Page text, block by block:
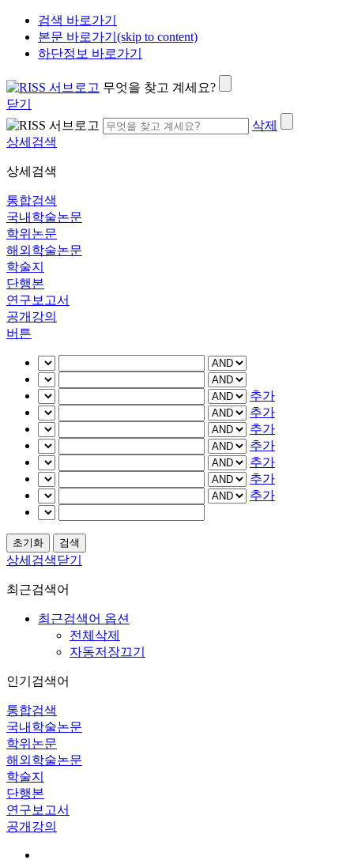
검색 바로가기
본문 바로가기(skip to content)
하단정보 바로가기
무엇을 찾고 계세요?
닫기
삭제
상세검색
상세검색
통합검색
국내학술논문
학위논문
해외학술논문
학술지
단행본
연구보고서
공개강의
버튼
추가
추가
추가
추가
추가
추가
추가
상세검색닫기
최근검색어
최근검색어 옵션
전체삭제
자동저장끄기
인기검색어
통합검색
국내학술논문
학위논문
해외학술논문
학술지
단행본
연구보고서
공개강의